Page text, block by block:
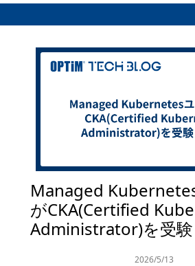
Managed
がCKA(Certified
Administrator)を受
2026/5/13